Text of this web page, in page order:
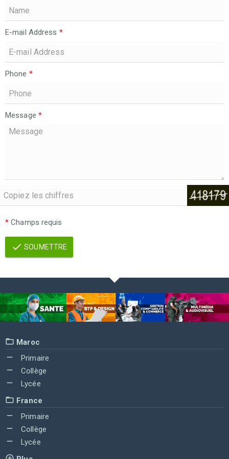
E-mail Address *
Phone *
Message *
* Champs requis
SOUMETTRE
Maroc
Primaire
Collège
Lycée
France
Primaire
Collège
Lycée